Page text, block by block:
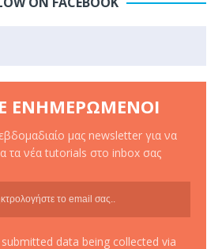
ΕΝΗΜΕΡΩΜΈΝΟΙ
μας newsletter για να
τα νέα tutorials στο inbox σας
data being collected via